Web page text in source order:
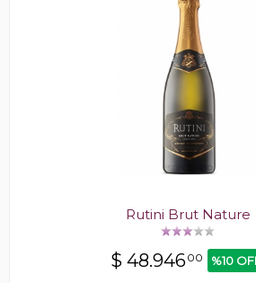
Rutini Brut Nature
$ 48.94600 %10